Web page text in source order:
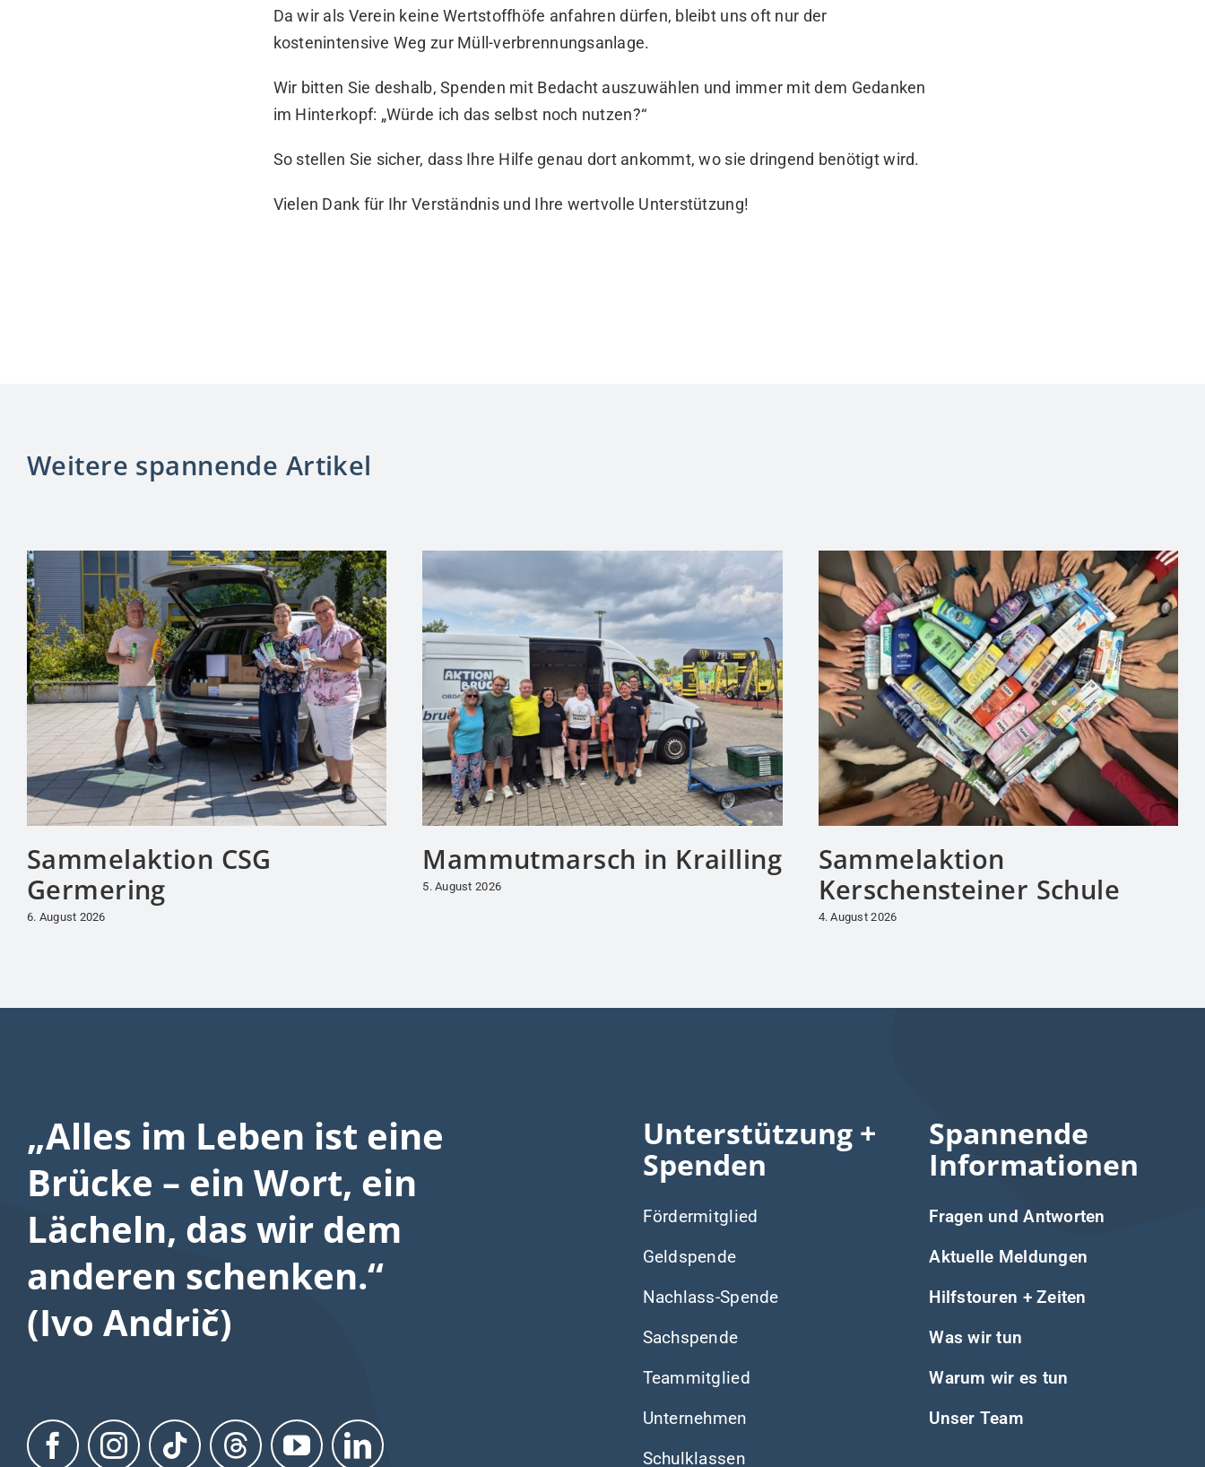
Da wir als Verein keine Wertstoffhöfe anfahren dürfen, bleibt uns oft nur der
kostenintensive Weg zur Müll-verbrennungsanlage.
Wir bitten Sie deshalb, Spenden mit Bedacht auszuwählen und immer mit dem Gedanken
im Hinterkopf: „Würde ich das selbst noch nutzen?“
So stellen Sie sicher, dass Ihre Hilfe genau dort ankommt, wo sie dringend benötigt wird.
Vielen Dank für Ihr Verständnis und Ihre wertvolle Unterstützung!
Weitere spannende Artikel
Sammelaktion CSG
Germering
6. August 2026
Mammutmarsch in Krailling
5. August 2026
Sammelaktion
Kerschensteiner Schule
4. August 2026
„Alles im Leben ist eine
Brücke – ein Wort, ein
Lächeln, das wir dem
anderen schenken.“
(Ivo Andrič)
Unterstützung +
Spenden
Fördermitglied
Geldspende
Nachlass-Spende
Sachspende
Teammitglied
Unternehmen
Schulklassen
Spannende
Informationen
Fragen und Antworten
Aktuelle Meldungen
Hilfstouren + Zeiten
Was wir tun
Warum wir es tun
Unser Team